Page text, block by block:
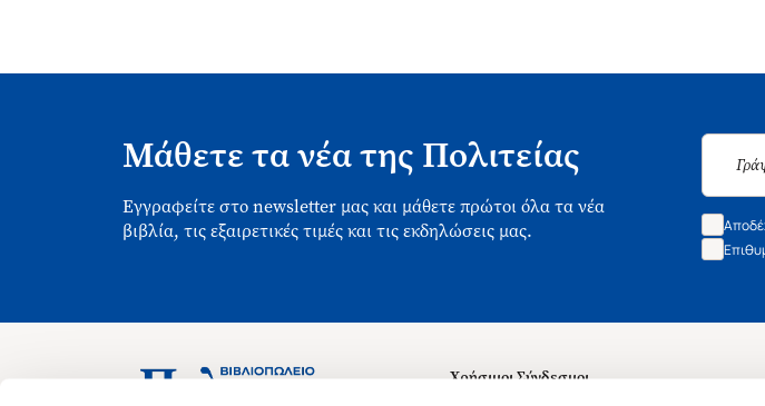
Μάθετε τα νέα της Πολιτείας
Εγγραφείτε στο newsletter μας και μάθετε πρώτοι όλα τα νέα
βιβλία, τις εξαιρετικές τιμές και τις εκδηλώσεις μας.
Χρήσιμοι Σύνδεσμοι